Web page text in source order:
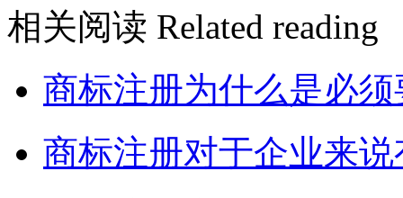
相关阅读 Related reading
商标注册为什么是必
商标注册对于企业来